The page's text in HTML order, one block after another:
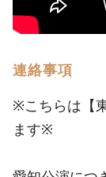
連絡事項
※こちらは【
ます※